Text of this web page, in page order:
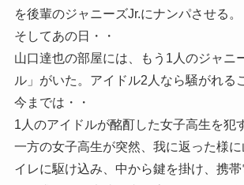
を後輩のジャニーズJr.にナンパさせる。
そしてあの日・・
山口達也の部屋には、もう1人のジャニ
ル」がいた。アイドル2人なら騒がれる
今までは・・
1人のアイドルが酩酊した女子高生を犯
一方の女子高生が突然、我に返った様に
イレに駆け込み、中から鍵を掛け、携